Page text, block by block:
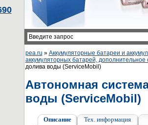
pea.ru » Аккумуляторные батареи и
аккумуляторных батарей, дополнительное
долива воды (ServiceMobil)
Автономная
воды (ServiceMobil)
Описание Тех. информация